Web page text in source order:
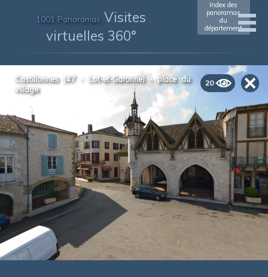
1001 Panoramas Visites
virtuelles 360°
Index des
panoramas
du
département
20
Castillonnes (47 - Lot-et-Garonne) - place du
village